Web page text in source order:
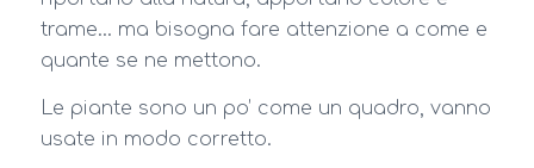
trame… ma bisogna fare attenzione a come e
quante se ne mettono.
Le piante sono un po’ come un quadro, vanno
usate in modo corretto.